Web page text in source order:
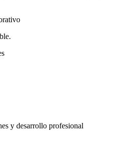
y desarrollo profesional